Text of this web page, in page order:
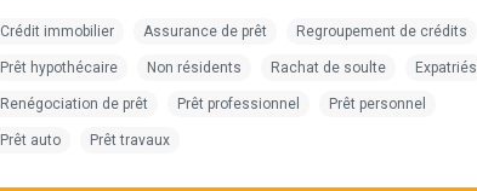
Crédit immobilier Assurance de prêt Regroupement de crédits
Prêt hypothécaire Non résidents Rachat de soulte Expatriés
Renégociation de prêt Prêt professionnel Prêt personnel
Prêt auto Prêt travaux